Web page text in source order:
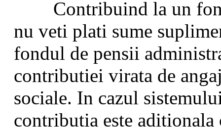
Contribuind la un
nu veti plati sume
fondul de pensii
contributiei virata de
sociale. In cazul
contributia este